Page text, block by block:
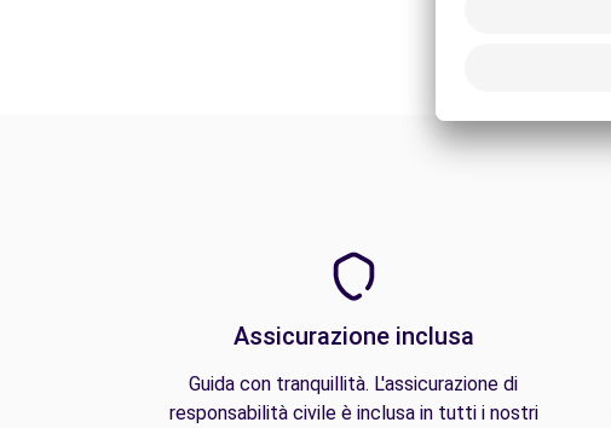
Assicurazione inclusa
Guida con tranquillità. L'assicurazione di
responsabilità civile è inclusa in tutti i nostri